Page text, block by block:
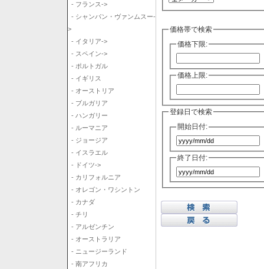
- フランス->
- シャンパン・ヴァンムスー-
>
- イタリア->
- スペイン->
- ポルトガル
- イギリス
- オーストリア
- ブルガリア
- ハンガリー
- ルーマニア
- ジョージア
- イスラエル
- ドイツ->
- カリフォルニア
- オレゴン・ワシントン
- カナダ
- チリ
- アルゼンチン
- オーストラリア
- ニュージーランド
- 南アフリカ
価格帯で検索
価格下限:
価格上限:
登録日で検索
開始日付:
終了日付: